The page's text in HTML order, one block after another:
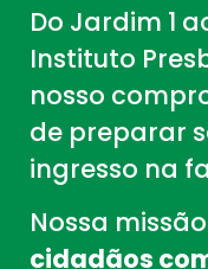
Do Jardim 1
Instituto
nosso
de preparar
ingresso na
Nossa
cidadãos